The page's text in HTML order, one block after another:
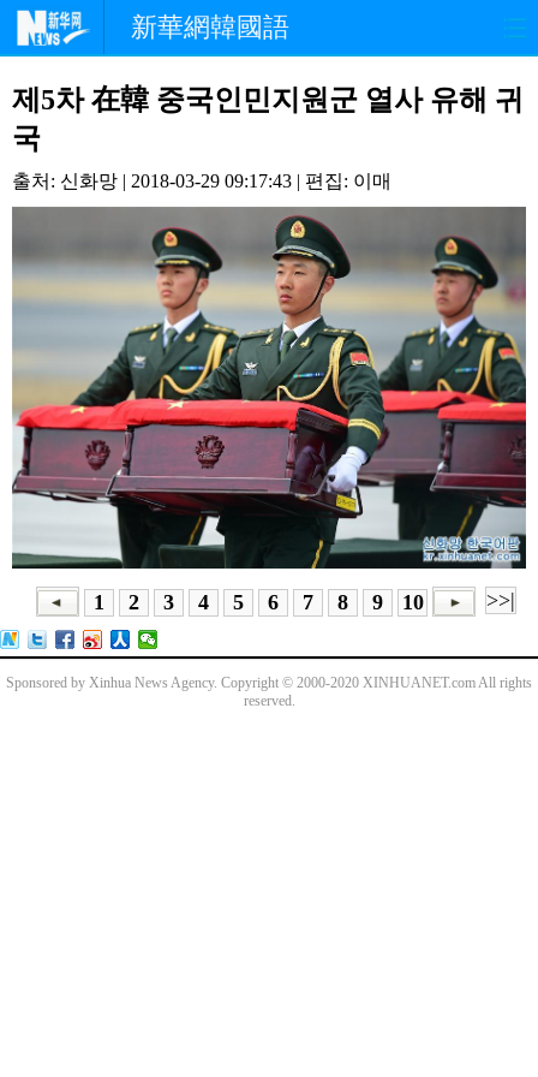
新華網韓國語
홈페이지 최신뉴스 정치
중한교류 핫 TV 문화
연예 관광 오피니언
생생 중국어
제5차 在韓 중국인민지원군 열사 유해 귀
국
출처: 신화망 | 2018-03-29 09:17:43 | 편집: 이매
1 2 3 4 5 6 7 8 9 10 >>|